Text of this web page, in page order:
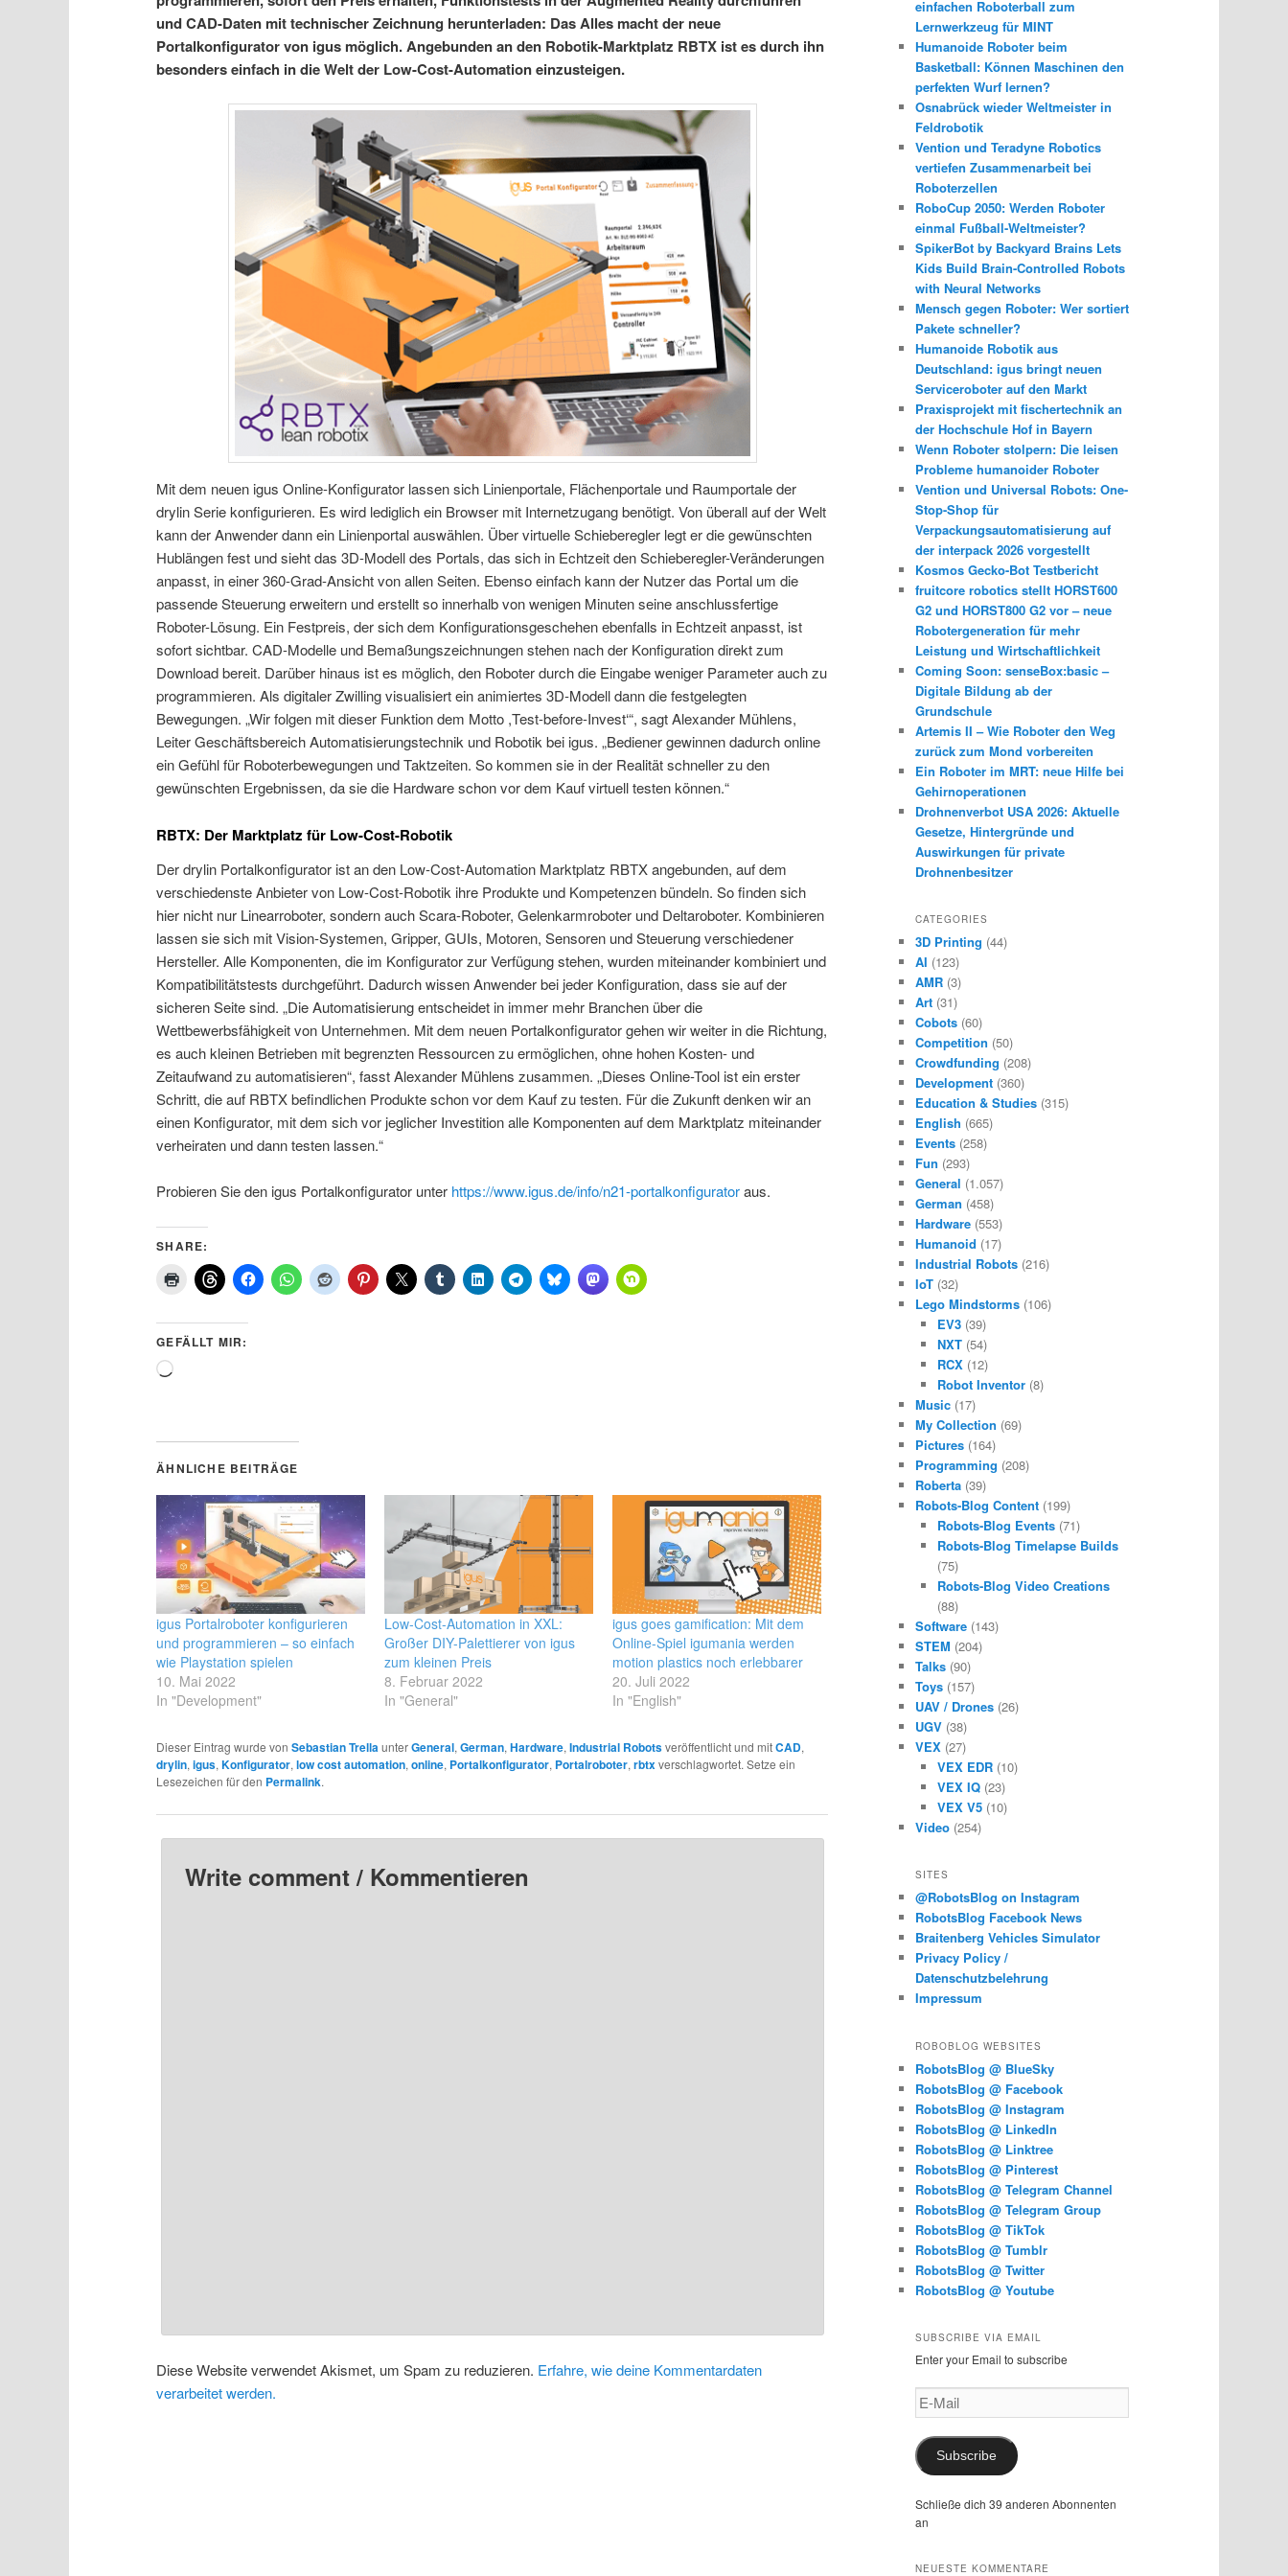
und CAD-Daten mit technischer Zeichnung herunterladen: Das Alles macht der neue
Portalkonfigurator von igus möglich. Angebunden an den Robotik-Marktplatz RBTX ist es durch ihn
besonders einfach in die Welt der Low-Cost-Automation einzusteigen.
Mit dem neuen igus Online-Konfigurator lassen sich Linienportale, Flächenportale und Raumportale der
drylin Serie konfigurieren. Es wird lediglich ein Browser mit Internetzugang benötigt. Von überall auf der Welt
kann der Anwender dann ein Linienportal auswählen. Über virtuelle Schieberegler legt er die gewünschten
Hublängen fest und sieht das 3D-Modell des Portals, das sich in Echtzeit den Schieberegler-Veränderungen
anpasst, in einer 360-Grad-Ansicht von allen Seiten. Ebenso einfach kann der Nutzer das Portal um die
passende Steuerung erweitern und erstellt so innerhalb von wenigen Minuten seine anschlussfertige
Roboter-Lösung. Ein Festpreis, der sich dem Konfigurationsgeschehen ebenfalls in Echtzeit anpasst, ist
sofort sichtbar. CAD-Modelle und Bemaßungszeichnungen stehen nach der Konfiguration direkt zum
Download bereit. Darüber hinaus ist es möglich, den Roboter durch die Eingabe weniger Parameter auch zu
programmieren. Als digitaler Zwilling visualisiert ein animiertes 3D-Modell dann die festgelegten
Bewegungen. „Wir folgen mit dieser Funktion dem Motto ,Test-before-Invest‘“, sagt Alexander Mühlens,
Leiter Geschäftsbereich Automatisierungstechnik und Robotik bei igus. „Bediener gewinnen dadurch online
ein Gefühl für Roboterbewegungen und Taktzeiten. So kommen sie in der Realität schneller zu den
gewünschten Ergebnissen, da sie die Hardware schon vor dem Kauf virtuell testen können.“
RBTX: Der Marktplatz für Low-Cost-Robotik
Der drylin Portalkonfigurator ist an den Low-Cost-Automation Marktplatz RBTX angebunden, auf dem
verschiedenste Anbieter von Low-Cost-Robotik ihre Produkte und Kompetenzen bündeln. So finden sich
hier nicht nur Linearroboter, sondern auch Scara-Roboter, Gelenkarmroboter und Deltaroboter. Kombinieren
lassen sie sich mit Vision-Systemen, Gripper, GUIs, Motoren, Sensoren und Steuerung verschiedener
Hersteller. Alle Komponenten, die im Konfigurator zur Verfügung stehen, wurden miteinander kombiniert und
Kompatibilitätstests durchgeführt. Dadurch wissen Anwender bei jeder Konfiguration, dass sie auf der
sicheren Seite sind. „Die Automatisierung entscheidet in immer mehr Branchen über die
Wettbewerbsfähigkeit von Unternehmen. Mit dem neuen Portalkonfigurator gehen wir weiter in die Richtung,
es auch kleinen Betrieben mit begrenzten Ressourcen zu ermöglichen, ohne hohen Kosten- und
Zeitaufwand zu automatisieren“, fasst Alexander Mühlens zusammen. „Dieses Online-Tool ist ein erster
Schritt, die auf RBTX befindlichen Produkte schon vor dem Kauf zu testen. Für die Zukunft denken wir an
einen Konfigurator, mit dem sich vor jeglicher Investition alle Komponenten auf dem Marktplatz miteinander
verheiraten und dann testen lassen.“
Probieren Sie den igus Portalkonfigurator unter https://www.igus.de/info/n21-portalkonfiguratoraus.
SHARE:
GEFÄLLT MIR:
Wird
ÄHNLICHE BEITRÄGE
igus Portalroboter konfigurieren
und programmieren – so einfach
wie Playstation spielen
10. Mai 2022
In "Development"
Low-Cost-Automation in XXL:
Großer DIY-Palettierer von igus
zum kleinen Preis
8. Februar 2022
In "General"
igus goes gamification: Mit dem
Online-Spiel igumania werden
motion plastics noch erlebbarer
20. Juli 2022
In "English"
Dieser Eintrag wurde vonSebastian TrellaunterGeneral,German,Hardware,Industrial Robotsveröffentlicht und mitCAD,
drylin,igus,Konfigurator,low cost automation,online, Portalkonfigurator, Portalroboter,rbtxverschlagwortet. Setze ein
Lesezeichen für den Permalink.
Write comment / Kommentieren
Diese Website verwendet Akismet, um Spam zu reduzieren. Erfahre, wie deine Kommentardaten
verarbeitet werden.
einfachen Roboterball zum
Lernwerkzeug für MINT
Humanoide Roboter beim
Basketball: Können Maschinen den
perfekten Wurf lernen?
Osnabrück wieder Weltmeister in
Feldrobotik
Vention und Teradyne Robotics
vertiefen Zusammenarbeit bei
Roboterzellen
RoboCup 2050: Werden Roboter
einmal Fußball-Weltmeister?
SpikerBot by Backyard Brains Lets
Kids Build Brain-Controlled Robots
with Neural Networks
Mensch gegen Roboter: Wer sortiert
Pakete schneller?
Humanoide Robotik aus
Deutschland: igus bringt neuen
Serviceroboter auf den Markt
Praxisprojekt mit fischertechnik an
der Hochschule Hof in Bayern
Wenn Roboter stolpern: Die leisen
Probleme humanoider Roboter
Vention und Universal Robots: One-
Stop-Shop für
Verpackungsautomatisierung auf
der interpack 2026 vorgestellt
Kosmos Gecko-Bot Testbericht
fruitcore robotics stellt HORST600
G2 und HORST800 G2 vor – neue
Robotergeneration für mehr
Leistung und Wirtschaftlichkeit
Coming Soon: senseBox:basic –
Digitale Bildung ab der
Grundschule
Artemis II – Wie Roboter den Weg
zurück zum Mond vorbereiten
Ein Roboter im MRT: neue Hilfe bei
Gehirnoperationen
Drohnenverbot USA 2026: Aktuelle
Gesetze, Hintergründe und
Auswirkungen für private
Drohnenbesitzer
CATEGORIES
3D Printing (44)
AI (123)
AMR (3)
Art (31)
Cobots (60)
Competition (50)
Crowdfunding (208)
Development (360)
Education & Studies (315)
English (665)
Events (258)
Fun (293)
General (1.057)
German (458)
Hardware (553)
Humanoid (17)
Industrial Robots (216)
IoT (32)
Lego Mindstorms (106)
EV3(39)
NXT(54)
RCX(12)
Robot Inventor(8)
Music (17)
My Collection (69)
Pictures (164)
Programming (208)
Roberta (39)
Robots-Blog Content (199)
Robots-Blog Events(71)
Robots-Blog Timelapse Builds
(75)
Robots-Blog Video Creations
(88)
Software (143)
STEM (204)
Talks (90)
Toys (157)
UAV / Drones (26)
UGV (38)
VEX (27)
VEX EDR(10)
VEX IQ(23)
VEX V5(10)
Video (254)
SITES
@RobotsBlog on Instagram
RobotsBlog Facebook News
Braitenberg Vehicles Simulator
Privacy Policy /
Datenschutzbelehrung
Impressum
ROBOBLOG WEBSITES
RobotsBlog @ BlueSky
RobotsBlog @ Facebook
RobotsBlog @ Instagram
RobotsBlog @ LinkedIn
RobotsBlog @ Linktree
RobotsBlog @ Pinterest
RobotsBlog @ Telegram Channel
RobotsBlog @ Telegram Group
RobotsBlog @ TikTok
RobotsBlog @ Tumblr
RobotsBlog @ Twitter
RobotsBlog @ Youtube
SUBSCRIBE VIA EMAIL
Enter your Email to subscribe
E-
Mail
Subscribe
Schließe dich 39 anderen Abonnenten
an
NEUESTE KOMMENTARE